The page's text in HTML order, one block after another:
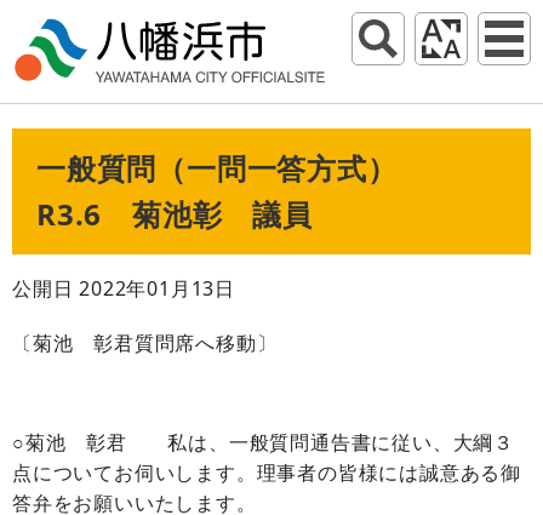
一般質問（一問一答方式）
R3.6 菊池彰 議員
公開日 2022年01月13日
〔菊池 彰君質問席へ移動〕
○菊池 彰君 私は、一般質問通告書に従い、大綱３
点についてお伺いします。理事者の皆様には誠意ある御
答弁をお願いいたします。